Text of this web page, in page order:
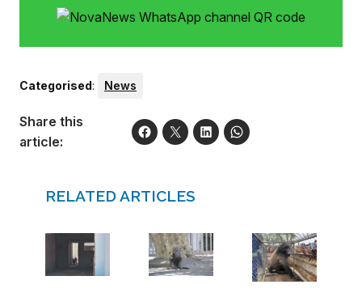
Categorised: News
Share this
article:
RELATED ARTICLES